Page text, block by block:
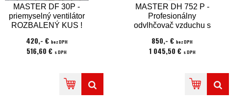
MASTER DF 30P -
priemyselný ventilátor
ROZBALENÝ KUS !
420,- € bez DPH
516,60 € s DPH
MASTER DH 752 P -
Profesionálny
odvlhčovač vzduchu s
46,7l/24hod.
850,- €bez DPH
1 045,50 € s DPH